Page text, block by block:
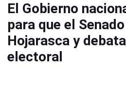
El Gobierno
para que el
Hojarasca y
electoral